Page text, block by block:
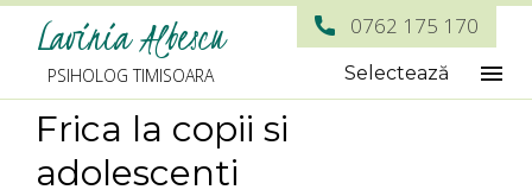
Lavinia Albescu
PSIHOLOG TIMISOARA
0762 175 170
Selectează
Frica la copii si
adolescenti